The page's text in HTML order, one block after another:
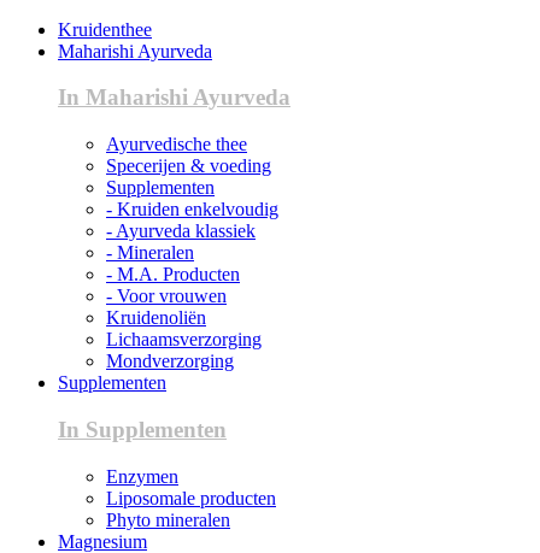
Kruidenthee
Maharishi Ayurveda
In Maharishi Ayurveda
Ayurvedische thee
Specerijen & voeding
Supplementen
- Kruiden enkelvoudig
- Ayurveda klassiek
- Mineralen
- M.A. Producten
- Voor vrouwen
Kruidenoliën
Lichaamsverzorging
Mondverzorging
Supplementen
In Supplementen
Enzymen
Liposomale producten
Phyto mineralen
Magnesium